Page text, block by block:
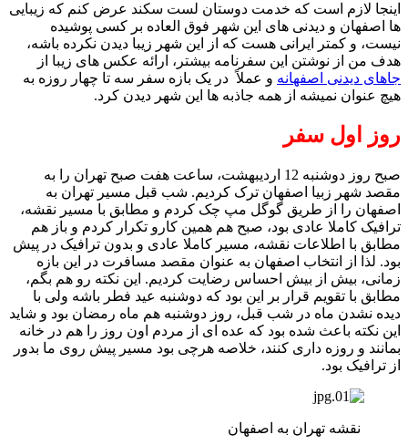
اینجا لازم است که خدمت دوستان لست سکند عرض کنم که زیبایی
ها اصفهان و دیدنی های این شهر فوق العاده بر کسی پوشیده
نیست، و کمتر ایرانی هست که از این شهر زیبا دیدن نکرده باشه،
هدف من از نوشتن این سفرنامه بیشتر، ارائه عکس های زیبا از
جاهای دیدنی اصفهانه و عملاً در یک بازه سفر سه تا چهار روزه به
هیچ عنوان نمیشه از همه جاذبه ها این شهر دیدن کرد.
روز اول سفر
صبح روز دوشنبه 12 اردیبهشت، ساعت هفت صبح تهران را به
مقصد شهر زبیا اصفهان ترک کردیم. شب قبل مسیر تهران به
اصفهان را از طریق گوگل مپ چک کردم و مطابق با مسیر نقشه،
ترافیک کاملا عادی بود، صبح هم همین کارو تکرار کردم و باز هم
مطابق با اطلاعات نقشه، مسیر کاملا عادی و بدون ترافیک در پیش
بود. لذا از انتخاب اصفهان به عنوان مقصد مسافرت در این بازه
زمانی، بیش از بیش احساس رضایت کردیم. این نکته رو هم بگم،
مطابق با تقویم قرار بر این بود که دوشنبه عید فطر باشه ولی با
دیده نشدن ماه در شب قبل، روز دوشنبه هم ماه رمضان بود و شاید
این نکته باعث شده بود که عده ای از مردم اون روز را هم در خانه
بمانند و روزه داری کنند، خلاصه هرچی بود مسیر پیش روی ما بدور
از ترافیک بود.
نقشه تهران به اصفهان